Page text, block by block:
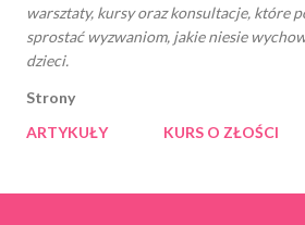
warsztaty, kursy oraz konsultacje, które
sprostać wyzwaniom, jakie niesie
dzieci.
Strony
ARTYKUŁY
KURS O ZŁOŚCI